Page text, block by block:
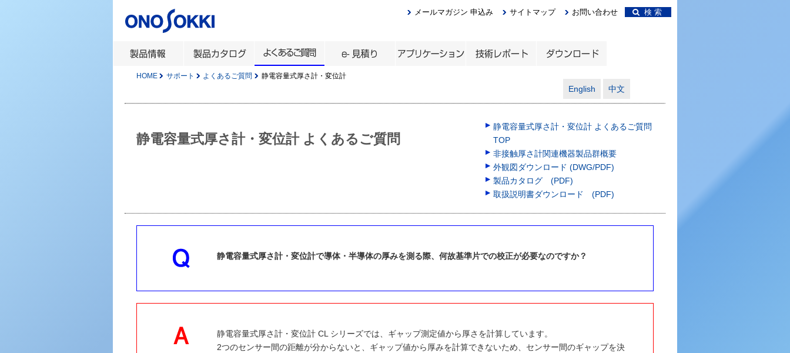
検 索
メールマガジン 申込み サイトマップ お問い合わせ
HOME サポート よくあるご質問 静電容量式厚さ計・変位計
English 中文
静電容量式厚さ計・変位計 よくあるご質問
静電容量式厚さ計・変位計 よくあるご質問
TOP
非接触厚さ計関連機器製品群概要
外観図ダウンロード (DWG/PDF)
製品カタログ (PDF)
取扱説明書ダウンロード (PDF)
静電容量式厚さ計・変位計で導体・半導体の厚みを測る際、何故基準片での校正が必要なのですか？
静電容量式厚さ計・変位計 CL シリーズでは、ギャップ測定値から厚さを計算しています。
2つのセンサー間の距離が分からないと、ギャップ値から厚みを計算できないため、センサー間のギャップを決